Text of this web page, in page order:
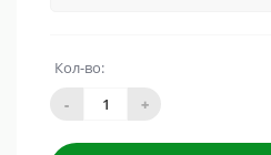
Кол-во:
-
+